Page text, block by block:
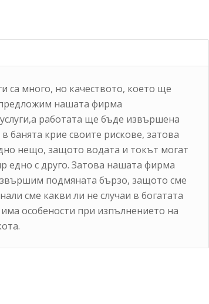
са много, но качеството, което ще
нашата фирма
работата ще бъде извършена
банята крие своите рискове, затова
нещо, защото водата и токът могат
едно с друго. Затова нашата фирма
подмяната бързо, защото сме
сме какви ли не случаи в богатата
особености при изпълнението на